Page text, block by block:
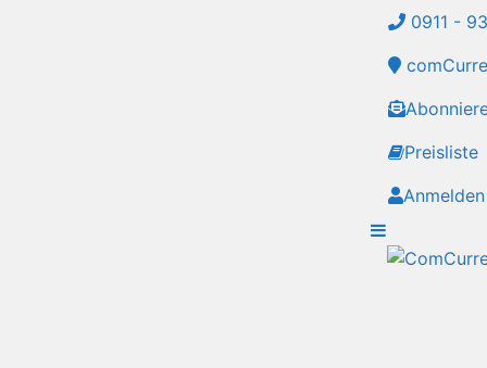
0911 -
Preisliste